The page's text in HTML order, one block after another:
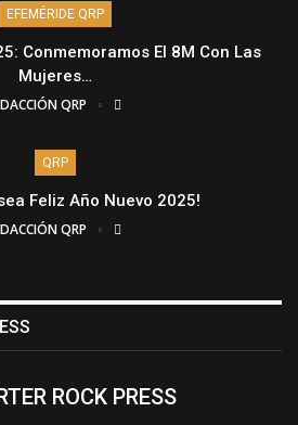
EFEMÉRIDE QRP
Conmemoramos El 8M Con Las
Mujeres…
QRP
QRP
Feliz Año Nuevo 2025!
QRP